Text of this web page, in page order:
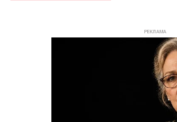
РЕКЛАМА